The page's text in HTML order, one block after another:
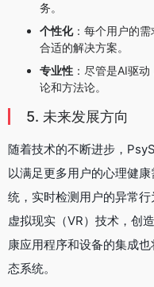
务。
个性化：每个用户的
合适的解决方案。
专业性 ：尽管是AI驱
论和方法论。
5. 未来发展方向
随着技术的不断进步，
以满足更多用户的心理健
统，实时检测用户的异常
虚拟现实（VR）技术，创
康应用程序和设备的集成
态系统。